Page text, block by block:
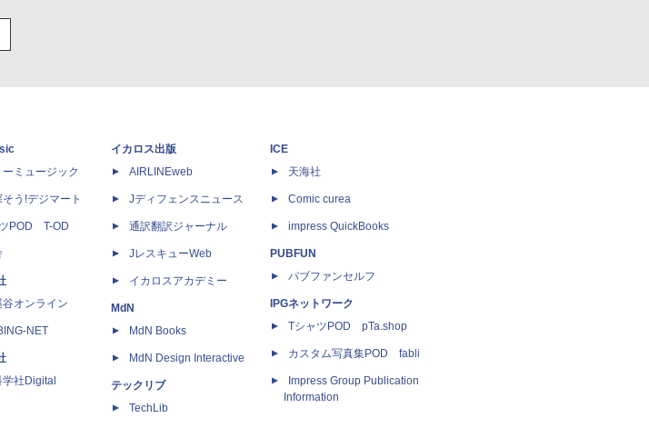
ーミュージック
う!デジマート
POD T-OD
谷オンライン
NET
学社Digital
イカロス出版
AIRLINEweb
Jディフェンスニュース
通訳翻訳ジャーナル
JレスキューWeb
イカロスアカデミー
MdN
MdN Books
MdN Design Interactive
テックリブ
TechLib
ICE
天海社
Comic curea
impress QuickBooks
PUBFUN
パブファンセルフ
IPGネットワーク
TシャツPOD pTa.shop
カスタム写真集POD fabli
Impress Group Publication
Information